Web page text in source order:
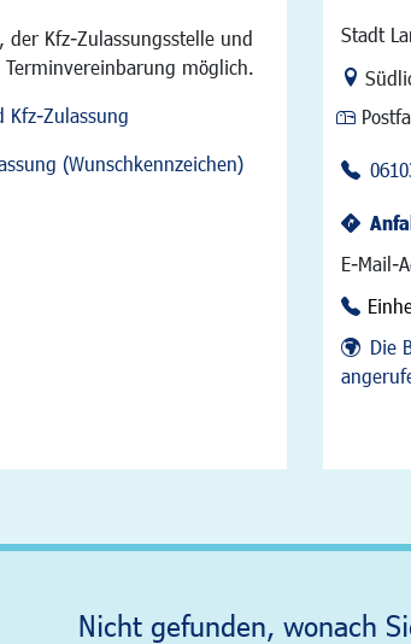
der Kfz-Zulassungsstelle und
möglich.
Kfz-Zulassung
(Wunschkennzeichen)
Stadt
Link
E-Mail-
Die
Nicht gefunden, wonach